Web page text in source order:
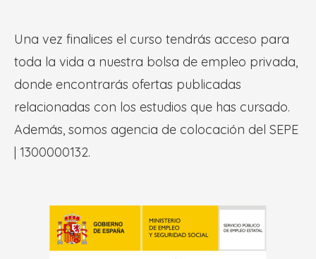
Una vez finalices el curso tendrás acceso para
toda la vida a nuestra bolsa de empleo privada,
donde encontrarás ofertas publicadas
relacionadas con los estudios que has cursado.
Además, somos agencia de colocación del SEPE
| 1300000132.